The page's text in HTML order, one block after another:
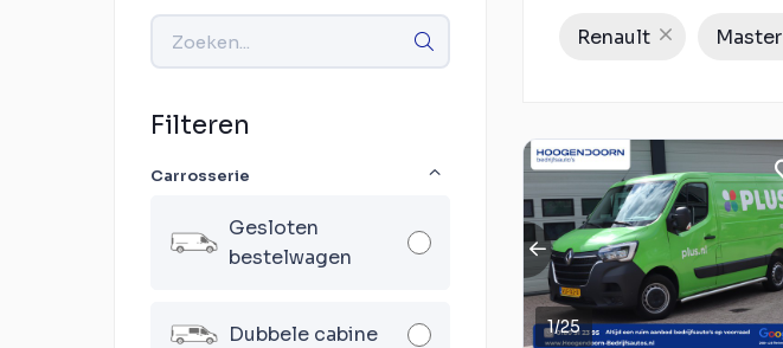
Filteren
Carrosserie
Gesloten
bestelwagen
Dubbele cabine
Renault Master
1/25